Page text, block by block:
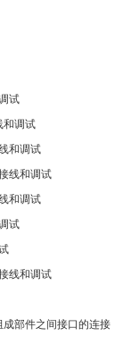
试
和调试
和调试
线和调试
和调试
试
线和调试
部件之间接口的连接